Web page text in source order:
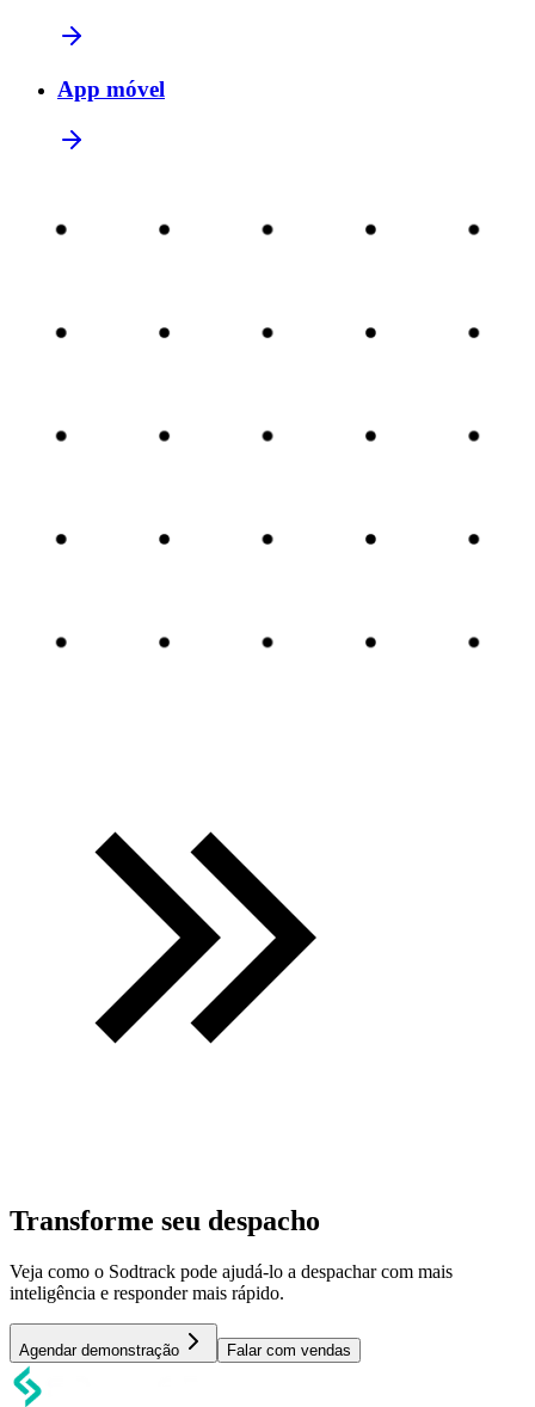
App móvel
Transforme seu despacho
Veja como o Sodtrack pode ajudá-lo a despachar com mais
inteligência e responder mais rápido.
Agendar demonstração Falar com vendas